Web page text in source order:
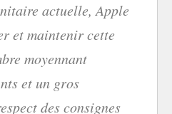
actuelle, Apple
et maintenir cette
moyennant
et un gros
des consignes